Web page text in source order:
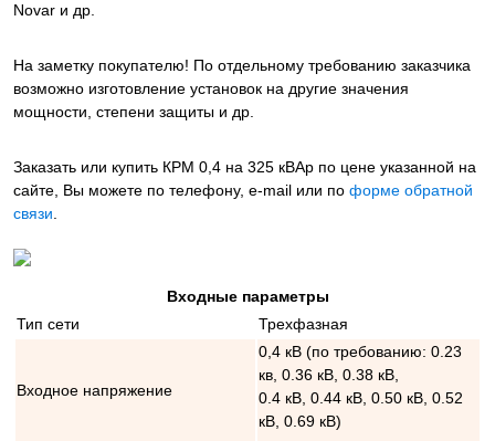
Novar и др.
На заметку покупателю! По отдельному требованию заказчика
возможно изготовление установок на другие значения
мощности, степени защиты и др.
Заказать или купить КРМ 0,4 на 325 кВАр по цене указанной на
сайте, Вы можете по телефону, e-mail или по форме обратной
связи.
Входные параметры
Тип сети
Трехфазная
Входное напряжение
0,4 кВ (по требованию: 0.23
кв, 0.36 кВ, 0.38 кВ,
0.4 кВ, 0.44 кВ, 0.50 кВ, 0.52
кВ, 0.69 кВ)